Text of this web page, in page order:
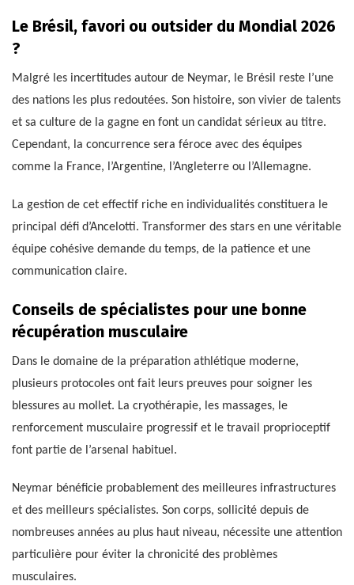
Le Brésil, favori ou outsider du Mondial 2026
?
Malgré les incertitudes autour de Neymar, le Brésil reste l’une
des nations les plus redoutées. Son histoire, son vivier de talents
et sa culture de la gagne en font un candidat sérieux au titre.
Cependant, la concurrence sera féroce avec des équipes
comme la France, l’Argentine, l’Angleterre ou l’Allemagne.
La gestion de cet effectif riche en individualités constituera le
principal défi d’Ancelotti. Transformer des stars en une véritable
équipe cohésive demande du temps, de la patience et une
communication claire.
Conseils de spécialistes pour une bonne
récupération musculaire
Dans le domaine de la préparation athlétique moderne,
plusieurs protocoles ont fait leurs preuves pour soigner les
blessures au mollet. La cryothérapie, les massages, le
renforcement musculaire progressif et le travail proprioceptif
font partie de l’arsenal habituel.
Neymar bénéficie probablement des meilleures infrastructures
et des meilleurs spécialistes. Son corps, sollicité depuis de
nombreuses années au plus haut niveau, nécessite une attention
particulière pour éviter la chronicité des problèmes
musculaires.